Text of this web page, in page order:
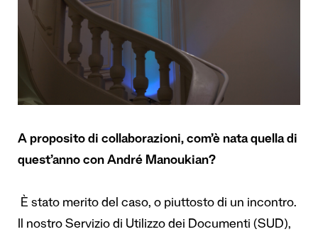
A proposito di collaborazioni, com’è nata quella di
quest’anno con André Manoukian?
È stato merito del caso, o piuttosto di un incontro.
Il nostro Servizio di Utilizzo dei Documenti (SUD),